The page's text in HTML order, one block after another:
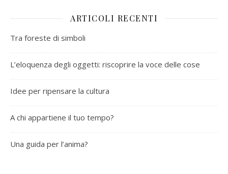
ARTICOLI RECENTI
Tra foreste di simboli
L’eloquenza degli oggetti: riscoprire la voce delle cose
Idee per ripensare la cultura
A chi appartiene il tuo tempo?
Una guida per l’anima?